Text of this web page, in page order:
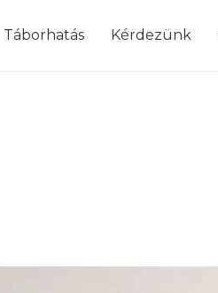
Táborhatás Kérdezünk